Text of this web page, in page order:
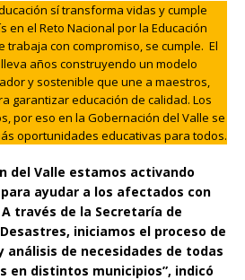
sí transforma vidas y cumple
en el Reto Nacional por la Educación
trabaja con compromiso, se cumple. El
años construyendo un modelo
y sostenible que une a maestros,
garantizar educación de calidad. Los
por eso en la Gobernación del Valle se
oportunidades educativas para todos.
del Valle estamos activando
ayudar a los afectados con
través de la Secretaría de
iniciamos el proceso de
análisis de necesidades de todas
en distintos municipios”, indicó